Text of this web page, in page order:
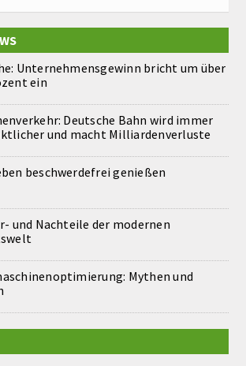
Unternehmensgewinn bricht um über
ein
Deutsche Bahn wird immer
und macht Milliardenverluste
beschwerdefrei genießen
und Nachteile der modernen
Mythen und